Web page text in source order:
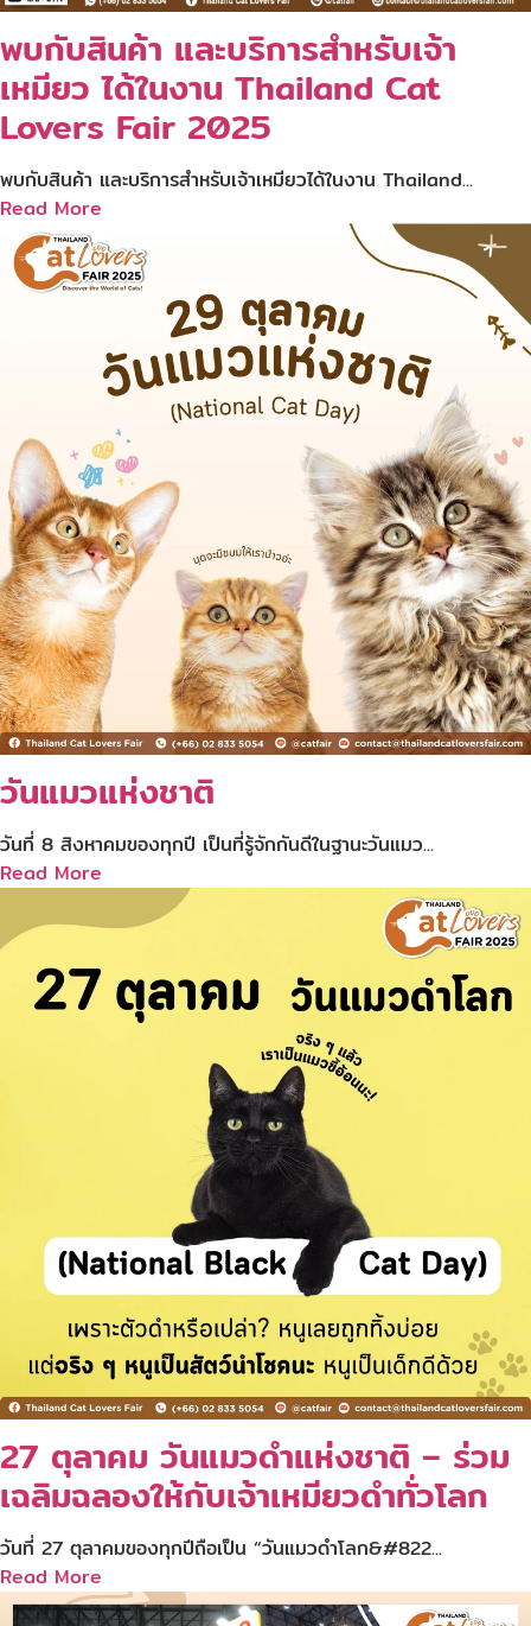
พบกับสินค้า และบริการสำหรับเจ้า
เหมียว ได้ในงาน Thailand Cat
Lovers Fair 2025
พบกับสินค้า และบริการสำหรับเจ้าเหมียวได้ในงาน Thailand...
Read More
วันแมวแห่งชาติ
วันที่ 8 สิงหาคมของทุกปี เป็นที่รู้จักกันดีในฐานะวันแมว...
Read More
27 ตุลาคม วันแมวดำแห่งชาติ – ร่วม
เฉลิมฉลองให้กับเจ้าเหมียวดำทั่วโลก
วันที่ 27 ตุลาคมของทุกปีถือเป็น “วันแมวดำโลก&#822...
Read More